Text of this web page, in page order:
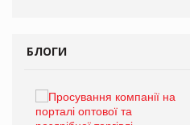
БЛОГИ